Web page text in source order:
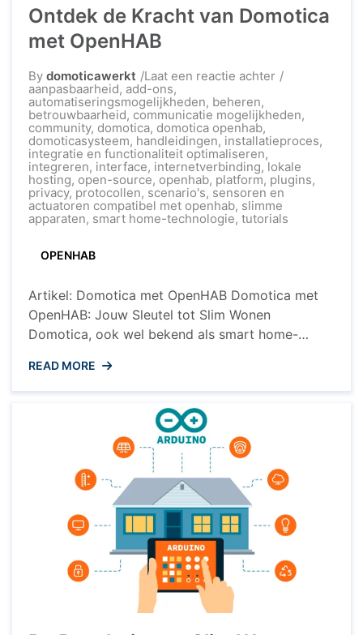
Ontdek de Kracht van Domotica
met OpenHAB
By domoticawerkt Laat een reactie achterop
Kracht
Domotica
met
OpenHAB
aanpasbaarheid, add-ons,
automatiseringsmogelijkheden, beheren,
betrouwbaarheid, communicatie mogelijkheden,
community, domotica, domotica openhab,
domoticasysteem, handleidingen, installatieproces,
integratie en functionaliteit optimaliseren,
integreren, interface, internetverbinding, lokale
hosting, open-source, openhab, platform, plugins,
privacy, protocollen, scenario's, sensoren en
actuatoren compatibel met openhab, slimme
apparaten, smart home-technologie, tutorials
OPENHAB
Artikel: Domotica met OpenHAB Domotica met
OpenHAB: Jouw Sleutel tot Slim Wonen
Domotica, ook wel bekend als smart home-
en geavanceerde leefomgevingen. Een populaire
open-source softwareplatform dat hierbij wordt
gebruikt is OpenHAB. Wat is OpenHAB? Open
Home Automation Bus (OpenHAB) is een flexibel
en uitbreidbaar open-source platform dat het
mogelijk ...
READ MORE